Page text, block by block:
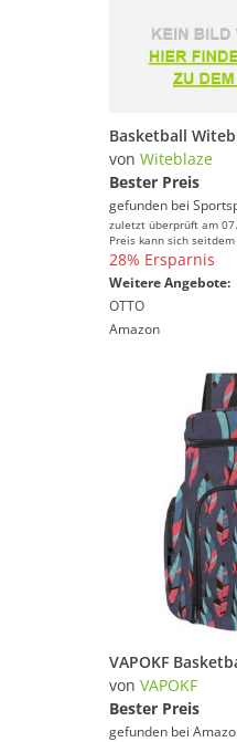
von Witeblaze
Bester Preis
gefunden bei
zuletzt überprüft am
Preis kann sich
28% Ersparnis
Weitere Angebote:
OTTO
Amazon
von VAPOKF
Bester Preis
gefunden bei